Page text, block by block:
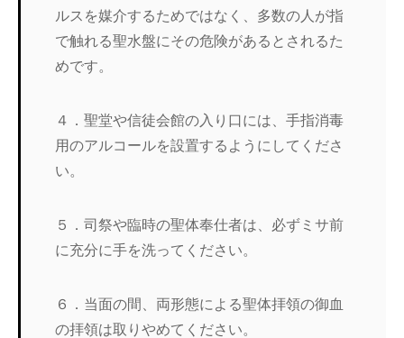
ルスを媒介するためではなく、多数の人が指
で触れる聖水盤にその危険があるとされるた
めです。
４．聖堂や信徒会館の入り口には、手指消毒
用のアルコールを設置するようにしてくださ
い。
５．司祭や臨時の聖体奉仕者は、必ずミサ前
に充分に手を洗ってください。
６．当面の間、両形態による聖体拝領の御血
の拝領は取りやめてください。